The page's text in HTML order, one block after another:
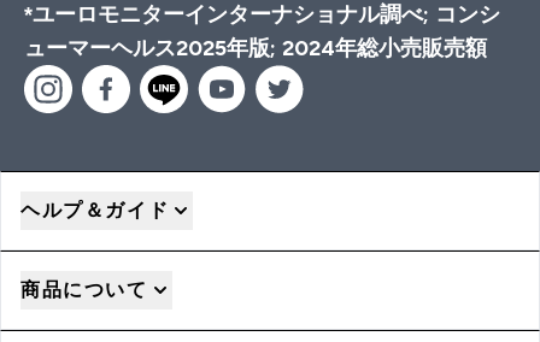
*ユーロモニターインターナショナル調べ; コンシ
ューマーヘルス2025年版; 2024年総小売販売額
ヘルプ＆ガイド
商品について